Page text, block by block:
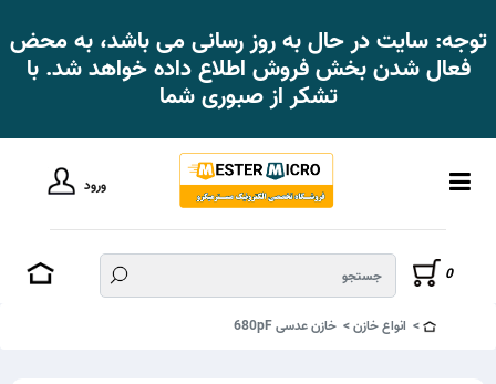
توجه: سایت در حال به روز رسانی می باشد، به محض
فعال شدن بخش فروش اطلاع داده خواهد شد. با
تشکر از صبوری شما
ورود
0
انواع خازن خازن عدسی 680pF